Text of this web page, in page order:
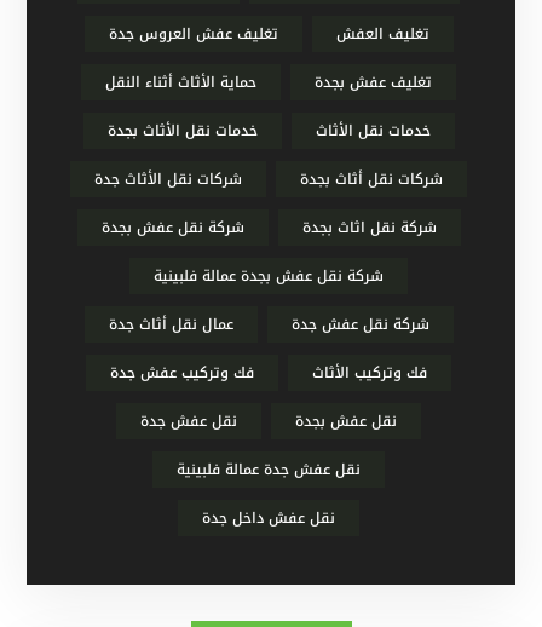
تغليف العفش
تغليف عفش العروس جدة
تغليف عفش بجدة
حماية الأثاث أثناء النقل
خدمات نقل الأثاث
خدمات نقل الأثاث بجدة
شركات نقل أثاث بجدة
شركات نقل الأثاث جدة
شركة نقل اثاث بجدة
شركة نقل عفش بجدة
شركة نقل عفش بجدة عمالة فلبينية
شركة نقل عفش جدة
عمال نقل أثاث جدة
فك وتركيب الأثاث
فك وتركيب عفش جدة
نقل عفش بجدة
نقل عفش جدة
نقل عفش جدة عمالة فلبينية
نقل عفش داخل جدة